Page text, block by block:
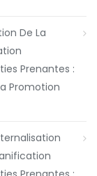
De La
Prenantes :
Promotion